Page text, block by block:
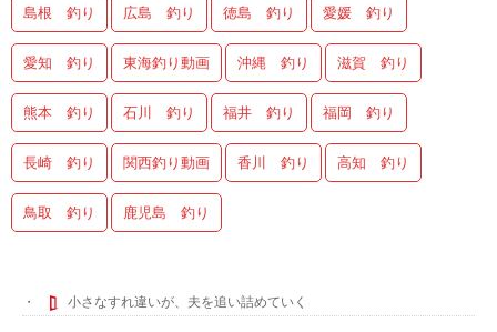
島根 釣り 広島 釣り 徳島 釣り 愛媛 釣り
愛知 釣り 東海釣り動画 沖縄 釣り 滋賀 釣り
熊本 釣り 石川 釣り 福井 釣り 福岡 釣り
長崎 釣り 関西釣り動画 香川 釣り 高知 釣り
鳥取 釣り 鹿児島 釣り
小さなすれ違いが、夫を追い詰めていく